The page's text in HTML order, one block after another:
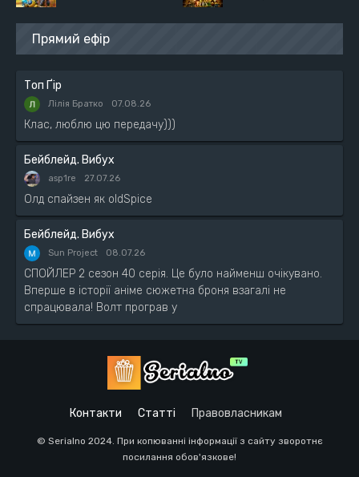
Прямий ефір
Топ Ґір
Лілія Братко 07.08.26
Клас, люблю цю передачу)))
Бейблейд. Вибух
asp1re 27.07.26
Олд спайзен як oldSpice
Бейблейд. Вибух
Sun Project 08.07.26
СПОЙЛЕР 2 сезон 40 серія. Це було найменш очікувано.
Вперше в історії аніме сюжетна броня взагалі не
спрацювала! Волт програв у
Контакти Статті Правовласникам
© Serialno 2024. При копюванні інформації з сайту зворотнє
посилання обов'язкове!